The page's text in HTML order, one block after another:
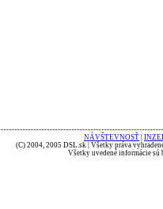
NÁVŠTEVNOSŤ
(C) 2004, 2005 DSL.sk | Všetky práva
Všetky uvedené informácie sú